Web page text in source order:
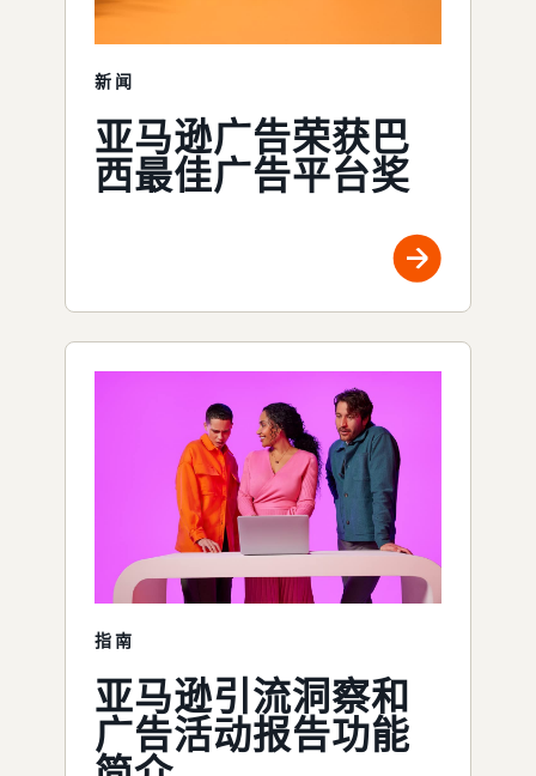
新闻
亚马逊广告荣获巴
西最佳广告平台奖
指南
亚马逊引流洞察和
广告活动报告功能